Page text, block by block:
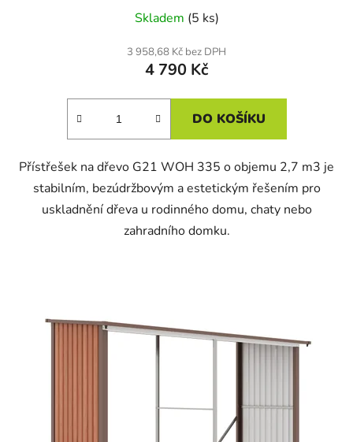
Skladem (5 ks)
3 958,68 Kč bez DPH
4 790 Kč
DO KOŠÍKU
Přístřešek na dřevo G21 WOH 335 o objemu 2,7 m3 je
stabilním, bezúdržbovým a estetickým řešením pro
uskladnění dřeva u rodinného domu, chaty nebo
zahradního domku.